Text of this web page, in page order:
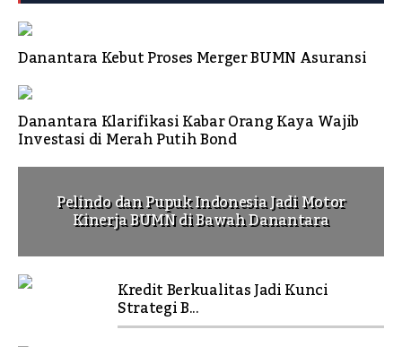
Danantara Kebut Proses Merger BUMN Asuransi
Danantara Klarifikasi Kabar Orang Kaya Wajib
Investasi di Merah Putih Bond
Pelindo dan Pupuk Indonesia Jadi Motor
Kinerja BUMN di Bawah Danantara
Kredit Berkualitas Jadi Kunci
Strategi B...